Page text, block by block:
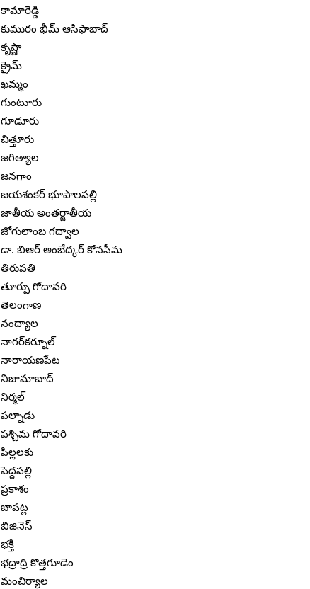
కామారెడ్డి
కుమురం భీమ్ ఆసిఫాబాద్
కృష్ణా
క్రైమ్
ఖమ్మం
గుంటూరు
గూడూరు
చిత్తూరు
జగిత్యాల
జనగాం
జయశంకర్ భూపాలపల్లి
జాతీయ అంతర్జాతీయ
జోగులాంబ గద్వాల
డా. బిఆర్ అంబేద్కర్ కోనసీమ
తిరుపతి
తూర్పు గోదావరి
తెలంగాణ
నంద్యాల
నాగర్‌కర్నూల్
నారాయణపేట
నిజామాబాద్
నిర్మల్
పల్నాడు
పశ్చిమ గోదావరి
పిల్లలకు
పెద్దపల్లి
ప్రకాశం
బాపట్ల
బిజినెస్
భక్తి
భద్రాద్రి కొత్తగూడెం
మంచిర్యాల